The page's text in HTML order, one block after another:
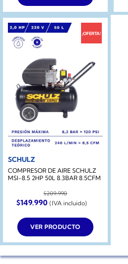
¡OFERTA!
SCHULZ
COMPRESOR DE AIRE SCHULZ
MSI-8.5 2HP 50L 8.3BAR 8.5CFM
$209.990
El
precio
era:
$209.990.
$149.990El
precio
es:
$149.990.
(IVA incluido)
VER PRODUCTO